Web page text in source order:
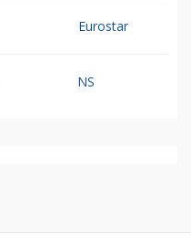
Eurostar
NS